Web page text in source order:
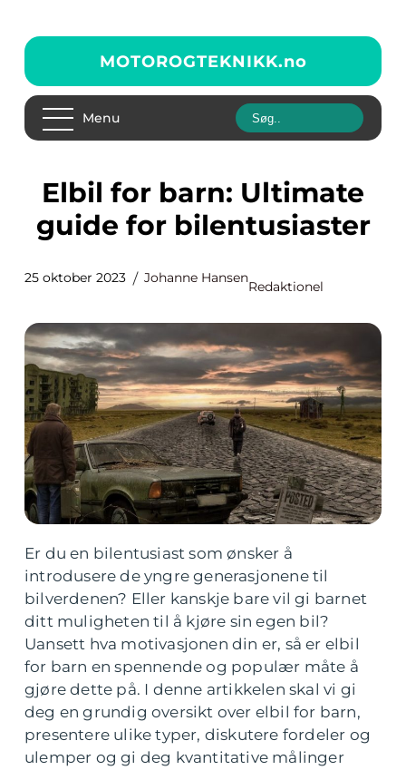
MOTOROGTEKNIKK.no
Menu
Elbil for barn: Ultimate
guide for bilentusiaster
25 oktober 2023 Johanne Hansen
Redaktionel
Er du en bilentusiast som ønsker å
introdusere de yngre generasjonene til
bilverdenen? Eller kanskje bare vil gi barnet
ditt muligheten til å kjøre sin egen bil?
Uansett hva motivasjonen din er, så er elbil
for barn en spennende og populær måte å
gjøre dette på. I denne artikkelen skal vi gi
deg en grundig oversikt over elbil for barn,
presentere ulike typer, diskutere fordeler og
ulemper og gi deg kvantitative målinger